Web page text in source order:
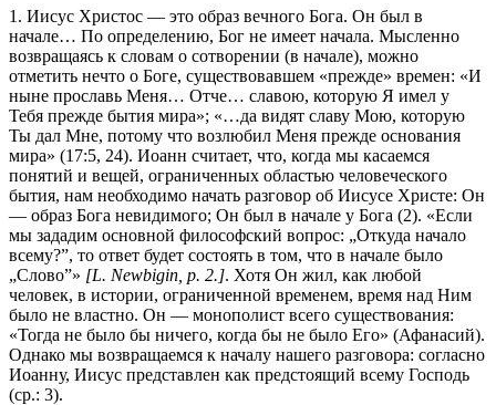
1. Иисус Христос — это образ вечного Бога. Он был в
начале… По определению, Бог не имеет начала. Мысленно
возвращаясь к словам о сотворении (в начале), можно
отметить нечто о Боге, существовавшем «прежде» времен: «И
ныне прославь Меня… Отче… славою, которую Я имел у
Тебя прежде бытия мира»; «…да видят славу Мою, которую
Ты дал Мне, потому что возлюбил Меня прежде основания
мира» (17:5, 24). Иоанн считает, что, когда мы касаемся
понятий и вещей, ограниченных областью человеческого
бытия, нам необходимо начать разговор об Иисусе Христе: Он
— образ Бога невидимого; Он был в начале у Бога (2). «Если
мы зададим основной философский вопрос: „Откуда начало
всему?”, то ответ будет состоять в том, что в начале было
„Слово”» [L. Newbigin, р. 2.]. Хотя Он жил, как любой
человек, в истории, ограниченной временем, время над Ним
было не властно. Он — монополист всего существования:
«Тогда не было бы ничего, когда бы не было Его» (Афанасий).
Однако мы возвращаемся к началу нашего разговора: согласно
Иоанну, Иисус представлен как предстоящий всему Господь
(ср.: 3).